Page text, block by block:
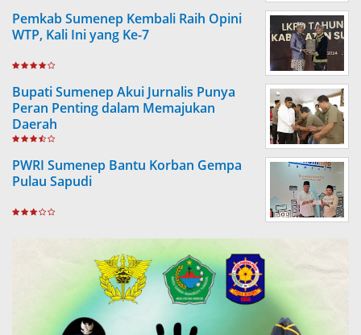
Pemkab Sumenep Kembali Raih Opini
WTP, Kali Ini yang Ke-7
Bupati Sumenep Akui Jurnalis Punya
Peran Penting dalam Memajukan
Daerah
PWRI Sumenep Bantu Korban Gempa
Pulau Sapudi